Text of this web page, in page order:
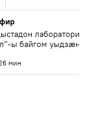
лаборатори
ы байгом уыдзæн
равдыст
мин